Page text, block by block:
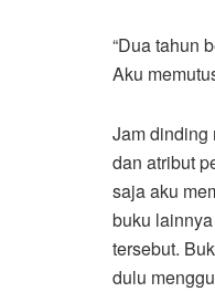
“Dua tahun
Aku
Jam dinding
dan atribut
saja aku
buku
tersebut.
dulu